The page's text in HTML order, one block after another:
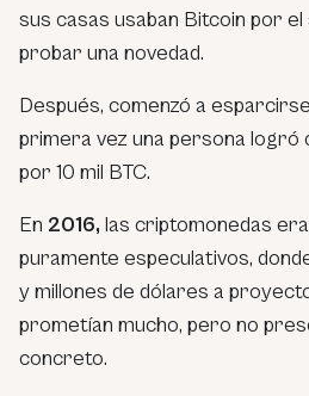
sus casas usaban Bitcoin por el
probar una novedad.
Después, comenzó a
primera vez una persona logró
por 10 mil BTC.
En 2016, las criptomonedas
puramente especulativos,
y millones de dólares a
prometían mucho, pero no
concreto.